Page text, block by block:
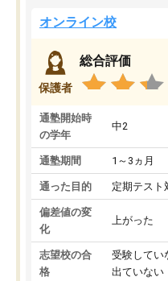
オンライン校
保護者
総合評価
通塾開始時
の学年
中2
通塾期間 1～3ヵ月
通った目的 定期テスト
偏差値の変
化
上がった
志望校の合
格
受験してい
出ていない